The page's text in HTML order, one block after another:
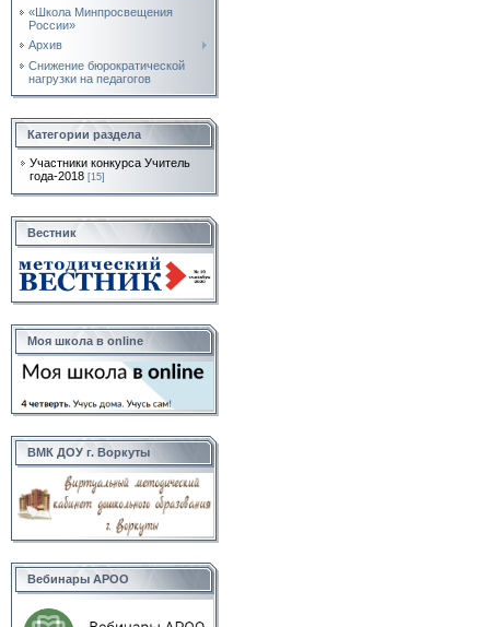
«Школа Минпросвещения
России»
Архив
Снижение бюрократической
нагрузки на педагогов
Категории раздела
Участники конкурса Учитель
года-2018 [15]
Вестник
Моя школа в online
ВМК ДОУ г. Воркуты
Вебинары АРОО